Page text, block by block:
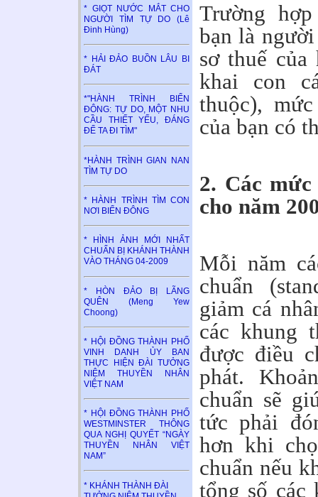
* GIỌT NƯỚC MẮT CHO
NGƯỜI TÌM TỰ DO (Lê
Đinh Hùng)
* HẢI ĐẢO BUỒN LÂU BI
ĐÁT
*"HÀNH TRÌNH BIỂN
ĐÔNG: TỰ DO, MỘT NHU
CẦU THIẾT YẾU, ĐÁNG
ĐỂ TA ĐI TÌM"
*HÀNH TRÌNH GIAN NAN
TÌM TỰ DO
* HÀNH TRÌNH TÌM CON
NƠI BIỂN ĐÔNG
* HÌNH ẢNH MỚI NHẤT
CHUẨN BỊ KHÁNH THÀNH
VÀO THÁNG 04-2009
* HÒN ĐẢO BỊ LÃNG
QUÊN (Meng Yew
Choong)
* HỘI ĐỒNG THÀNH PHỐ
VINH DANH ỦY BAN
THỰC HIỆN ĐÀI TƯỞNG
NIỆM THUYỀN NHÂN
VIỆT NAM
* HỘI ĐỒNG THÀNH PHỐ
WESTMINSTER THÔNG
QUA NGHỊ QUYẾT “NGÀY
THUYỀN NHÂN VIỆT
NAM”
* KHÁNH THÀNH ĐÀI
Trường
bạn là
sơ thuế của
khai con
thuộc),
của bạn có
2. Các
cho năm
Mỗi năm
chuẩn
giảm cá
các khung
được điều
phát.
chuẩn sẽ
tức phải
hơn khi
chuẩn nếu
tổng số các